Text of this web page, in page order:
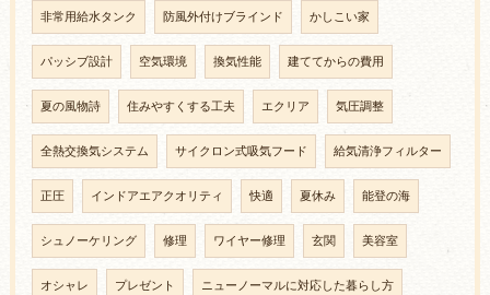
非常用給水タンク 防風外付けブラインド かしこい家
パッシブ設計 空気環境 換気性能 建ててからの費用
夏の風物詩 住みやすくする工夫 エクリア 気圧調整
全熱交換気システム サイクロン式吸気フード 給気清浄フィルター
正圧 インドアエアクオリティ 快適 夏休み 能登の海
シュノーケリング 修理 ワイヤー修理 玄関 美容室
オシャレ プレゼント ニューノーマルに対応した暮らし方